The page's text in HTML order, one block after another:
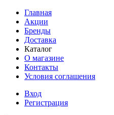
Главная
Акции
Бренды
Доставка
Каталог
О магазине
Контакты
Условия соглашения
Вход
Регистрация